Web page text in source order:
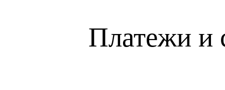
Платежи и